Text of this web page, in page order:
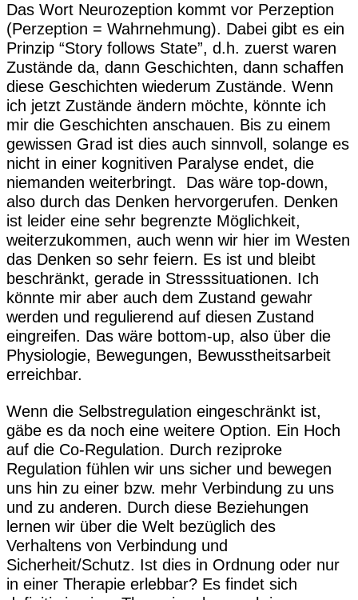
Das Wort Neurozeption kommt vor Perzeption
(Perzeption = Wahrnehmung). Dabei gibt es ein
Prinzip “Story follows State”, d.h. zuerst waren
Zustände da, dann Geschichten, dann schaffen
diese Geschichten wiederum Zustände. Wenn
ich jetzt Zustände ändern möchte, könnte ich
mir die Geschichten anschauen. Bis zu einem
gewissen Grad ist dies auch sinnvoll, solange es
nicht in einer kognitiven Paralyse endet, die
niemanden weiterbringt. Das wäre top-down,
also durch das Denken hervorgerufen. Denken
ist leider eine sehr begrenzte Möglichkeit,
weiterzukommen, auch wenn wir hier im Westen
das Denken so sehr feiern. Es ist und bleibt
beschränkt, gerade in Stresssituationen. Ich
könnte mir aber auch dem Zustand gewahr
werden und regulierend auf diesen Zustand
eingreifen. Das wäre bottom-up, also über die
Physiologie, Bewegungen, Bewusstheitsarbeit
erreichbar.
Wenn die Selbstregulation eingeschränkt ist,
gäbe es da noch eine weitere Option. Ein Hoch
auf die Co-Regulation. Durch reziproke
Regulation fühlen wir uns sicher und bewegen
uns hin zu einer bzw. mehr Verbindung zu uns
und zu anderen. Durch diese Beziehungen
lernen wir über die Welt bezüglich des
Verhaltens von Verbindung und
Sicherheit/Schutz. Ist dies in Ordnung oder nur
in einer Therapie erlebbar? Es findet sich